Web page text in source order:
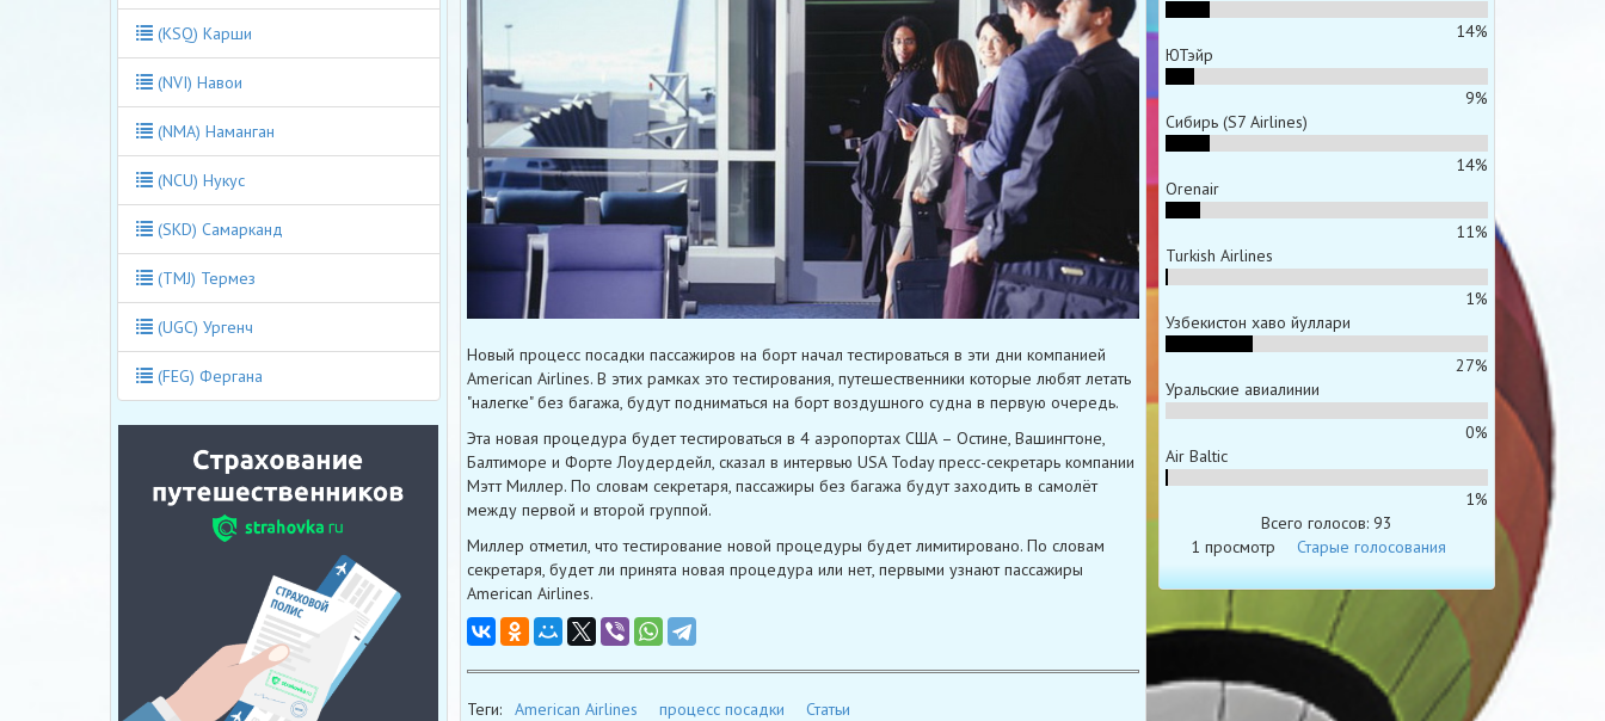
Новый процесс посадки пассажиров на борт начал тестироваться в эти дни компанией
American Airlines. В этих рамках это тестирования, путешественники которые любят летать
"налегке" без багажа, будут подниматься на борт воздушного судна в первую очередь.
Эта новая процедура будет тестироваться в 4 аэропортах США – Остине, Вашингтоне,
Балтиморе и Форте Лоудердейл, сказал в интервью USA Today пресс-секретарь компании
Мэтт Миллер. По словам секретаря, пассажиры без багажа будут заходить в самолёт
между первой и второй группой.
Mиллер отметил, что тестирование новой процедуры будет лимитировано. По словам
секретаря, будет ли принята новая процедура или нет, первыми узнают пассажиры
American Airlines.
Теги: American Airlines процесс посадки
Статьи
(KSQ) Карши
(NVI) Навои
(NMA) Наманган
(NCU) Нукус
(SKD) Самарканд
(TMJ) Термез
(UGC) Ургенч
(FEG) Фергана
14%
ЮТэйр
9%
Сибирь (S7 Airlines)
14%
Orenair
11%
Turkish Airlines
1%
Узбекистон хаво йуллари
27%
Уральские авиалинии
0%
Air Baltic
1%
Всего голосов: 93
1 просмотр
Старые голосования